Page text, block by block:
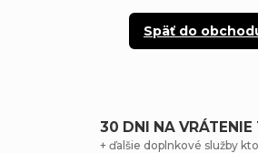
Späť do
30 DNI NA VRÁTENIE
+ ďalšie doplnkové služby